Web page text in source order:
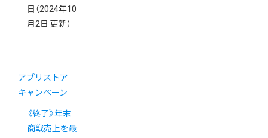
日 （2024年10
月2日 更新）
アプリストア
キャンペーン
《終了》年末
商戦売上を最